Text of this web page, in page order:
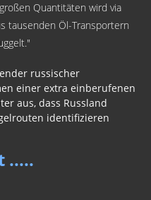
Quantitäten wird via
tausenden Öl-Transportern
russischer
einer extra einberufenen
aus, dass Russland
identifizieren
.....